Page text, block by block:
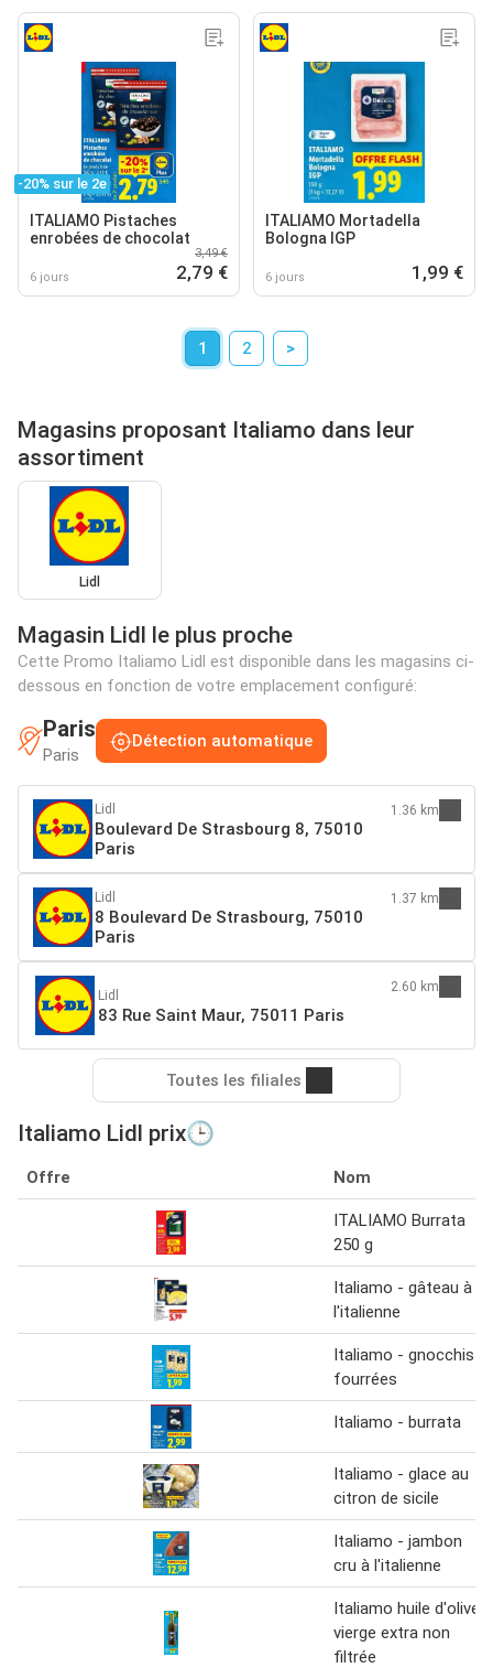
-20% sur le 2e
ITALIAMO Pistaches
enrobées de chocolat
6 jours
3,49 €
2,79 €
ITALIAMO Mortadella
Bologna IGP
6 jours 1,99 €
1 2 >
Magasins proposant Italiamo dans leur
assortiment
Lidl
Magasin Lidl le plus proche
Cette Promo Italiamo Lidl est disponible dans les magasins ci-
dessous en fonction de votre emplacement configuré:
Paris
Paris
Détection automatique
Lidl
Boulevard De Strasbourg 8, 75010
Paris
1.36 km
Lidl
8 Boulevard De Strasbourg, 75010
Paris
1.37 km
Lidl
83 Rue Saint Maur, 75011 Paris
2.60 km
Toutes les filiales
Italiamo Lidl prix🕒
Offre Nom
ITALIAMO Burrata
250 g
Italiamo - gâteau à
l'italienne
Italiamo - gnocchis
fourrées
Italiamo - burrata
Italiamo - glace au
citron de sicile
Italiamo - jambon
cru à l'italienne
Italiamo huile d'olive
vierge extra non
filtrée